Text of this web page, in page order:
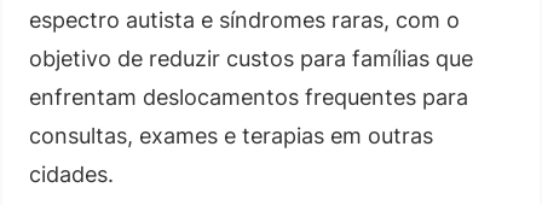
espectro autista e síndromes raras, com o
objetivo de reduzir custos para famílias que
enfrentam deslocamentos frequentes para
consultas, exames e terapias em outras
cidades.